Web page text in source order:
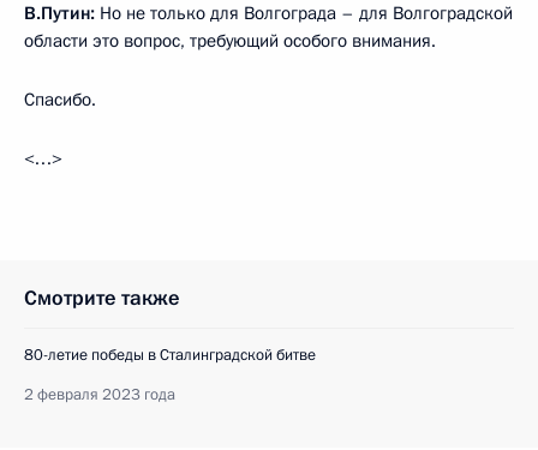
В.Путин: Но не только для Волгограда – для Волгоградской
области это вопрос, требующий особого внимания.
Спасибо.
<…>
Смотрите также
80-летие победы в Сталинградской битве
2 февраля 2023 года